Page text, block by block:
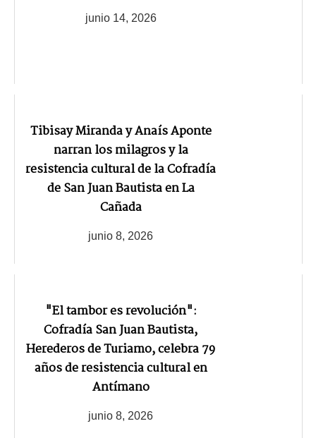
junio 14, 2026
Tibisay Miranda y Anaís Aponte
narran los milagros y la
resistencia cultural de la Cofradía
de San Juan Bautista en La
Cañada
junio 8, 2026
"El tambor es revolución":
Cofradía San Juan Bautista,
Herederos de Turiamo, celebra 79
años de resistencia cultural en
Antímano
junio 8, 2026